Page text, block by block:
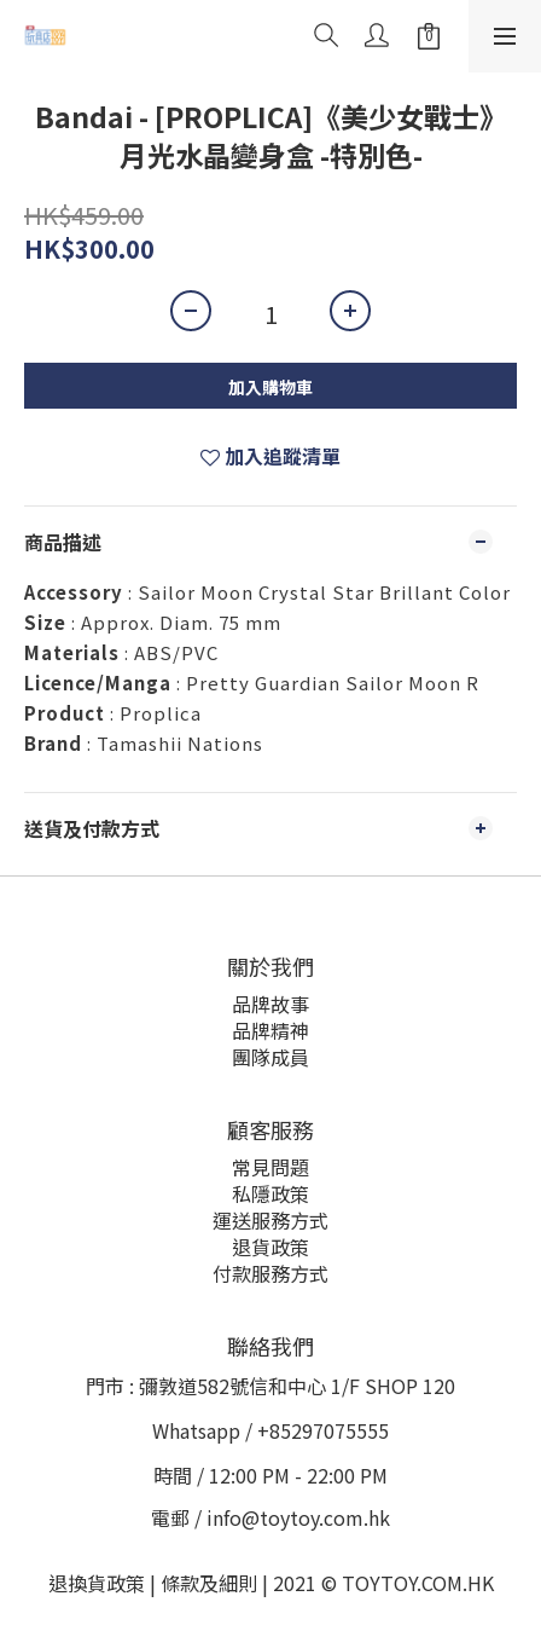
Bandai - [PROPLICA]《美少女戰士》
月光水晶變身盒 -特別色-
HK$459.00
HK$300.00
加入購物車
加入追蹤清單
商品描述
Accessory : Sailor Moon Crystal Star Brillant Color
Size : Approx. Diam. 75 mm
Materials : ABS/PVC
Licence/Manga : Pretty Guardian Sailor Moon R
Product : Proplica
Brand : Tamashii Nations
送貨及付款方式
關於我們
品牌故事
品牌精神
團隊成員
顧客服務
常見問題
私隱政策
運送服務方式
退貨政策
付款服務方式
聯絡我們
門市 : 彌敦道582號信和中心 1/F SHOP 120
Whatsapp / +85297075555
時間 / 12:00 PM - 22:00 PM
電郵 / info@toytoy.com.hk
退換貨政策 | 條款及細則 | 2021 © TOYTOY.COM.HK